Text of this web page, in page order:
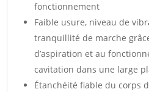
fonctionnement
Faible usure, niveau de
tranquillité de marche
d’aspiration et au
cavitation dans une large
Étanchéité fiable du corps